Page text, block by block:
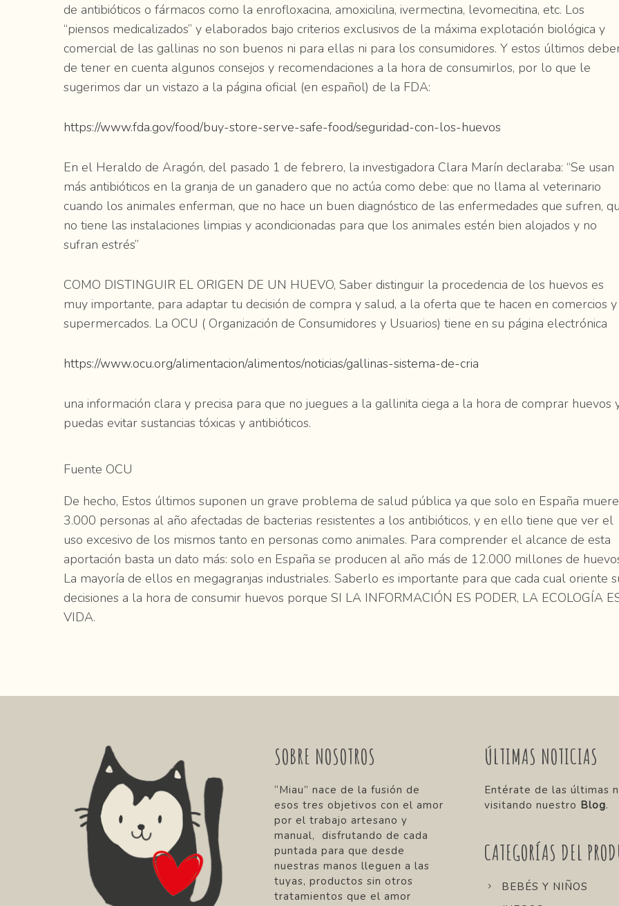
de antibióticos o fármacos como la enrofloxacina, amoxicilina, ivermectina, levomecitina, etc. Los
“piensos medicalizados” y elaborados bajo criterios exclusivos de la máxima explotación biológica y
comercial de las gallinas no son buenos ni para ellas ni para los consumidores. Y estos últimos
de tener en cuenta algunos consejos y recomendaciones a la hora de consumirlos, por lo que le
sugerimos dar un vistazo a la página oficial (en español) de la FDA:
https://www.fda.gov/food/buy-store-serve-safe-food/seguridad-con-los-huevos
En el Heraldo de Aragón, del pasado 1 de febrero, la investigadora Clara Marín declaraba: “Se usan
más antibióticos en la granja de un ganadero que no actúa como debe: que no llama al veterinario
cuando los animales enferman, que no hace un buen diagnóstico de las enfermedades que sufren,
no tiene las instalaciones limpias y acondicionadas para que los animales estén bien alojados y no
sufran estrés”
COMO DISTINGUIR EL ORIGEN DE UN HUEVO, Saber distinguir la procedencia de los huevos es
muy importante, para adaptar tu decisión de compra y salud, a la oferta que te hacen en comercios y
supermercados. La OCU ( Organización de Consumidores y Usuarios) tiene en su página electrónica
https://www.ocu.org/alimentacion/alimentos/noticias/gallinas-sistema-de-cria
una información clara y precisa para que no juegues a la gallinita ciega a la hora de comprar huevos
puedas evitar sustancias tóxicas y antibióticos.
Fuente OCU
De hecho, Estos últimos suponen un grave problema de salud pública ya que solo en España
3.000 personas al año afectadas de bacterias resistentes a los antibióticos, y en ello tiene que ver el
uso excesivo de los mismos tanto en personas como animales. Para comprender el alcance de esta
aportación basta un dato más: solo en España se producen al año más de 12.000 millones de
La mayoría de ellos en megagranjas industriales. Saberlo es importante para que cada cual oriente
decisiones a la hora de consumir huevos porque SI LA INFORMACIÓN ES PODER, LA ECOLOGÍA
VIDA.
SOBRE NOSOTROS
“Miau” nace de la fusión de
esos tres objetivos con el amor
por el trabajo artesano y
manual, disfrutando de cada
puntada para que desde
nuestras manos lleguen a las
tuyas, productos sin otros
tratamientos que el amor
ÚLTIMAS NOTICIAS
Entérate de las últimas
visitando nuestro Blog.
CATEGORÍAS DEL
BEBÉS Y NIÑOS